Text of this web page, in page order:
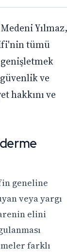
Yılmaz,
tümü
ve
hakkını ve
geneline
veya yargı
elini
farklı